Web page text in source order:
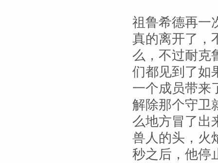
祖鲁希德再一
真的离开了，
么，不过耐克
们都见到了如
一个成员带来
解除那个守卫
么地方冒了出
兽人的头，火
秒之后，他停